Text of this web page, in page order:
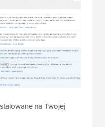
na Twojej